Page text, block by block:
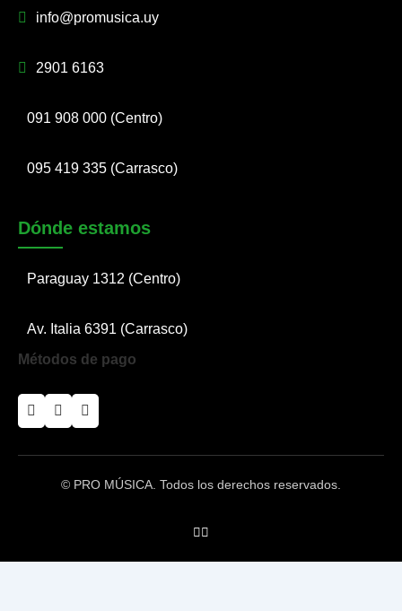
info@promusica.uy
2901 6163
091 908 000 (Centro)
095 419 335 (Carrasco)
Dónde estamos
Paraguay 1312 (Centro)
Av. Italia 6391 (Carrasco)
Métodos de pago
© PRO MÚSICA. Todos los derechos reservados.